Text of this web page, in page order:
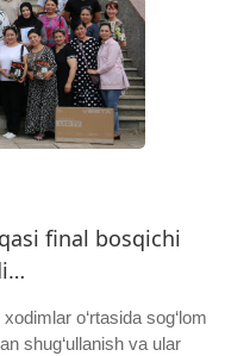
final bosqichi
o‘rtasida sog‘lom
shug‘ullanish va ular